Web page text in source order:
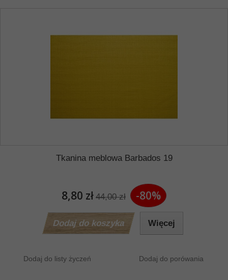
Tkanina meblowa Barbados 19
8,80 zł 44,00 zł -80%
Dodaj do koszyka Więcej
Dodaj do listy życzeń Dodaj do porówania